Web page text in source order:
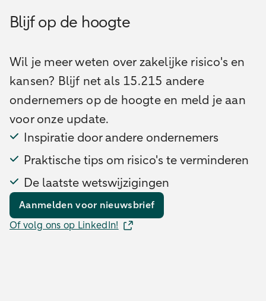
Blijf op de hoogte
Wil je meer weten over zakelijke risico's en
kansen? Blijf net als 15.215 andere
ondernemers op de hoogte en meld je aan
voor onze update.
Inspiratie door andere ondernemers
Praktische tips om risico's te verminderen
De laatste wetswijzigingen
Aanmelden voor nieuwsbrief
Of volg ons op LinkedIn!